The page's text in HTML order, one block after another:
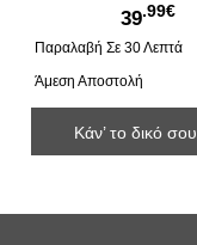
39.99€
Παραλαβή Σε 30 Λεπτά
Άμεση Αποστολή
Κάν’ το δικό σου